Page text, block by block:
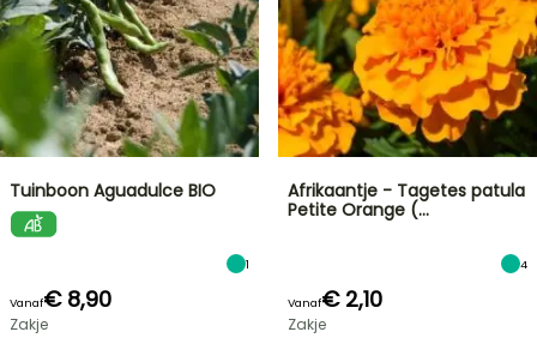
Tuinboon Aguadulce BIO
1
Vanaf€ 8,90
Zakje
Afrikaantje - Tagetes patula
Petite Orange (…
4
Vanaf€ 2,10
Zakje